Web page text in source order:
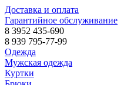
Доставка и оплата
Гарантийное обслуживание
8 3952 435-690
8 939 795-77-99
Одежда
Мужская одежда
Куртки